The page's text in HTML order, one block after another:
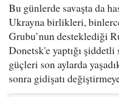
Bu günlerde savaşta da
Ukrayna birlikleri,
Grubu’nun desteklediği
Donetsk'e yaptığı şiddetli
güçleri son aylarda
sonra gidişatı